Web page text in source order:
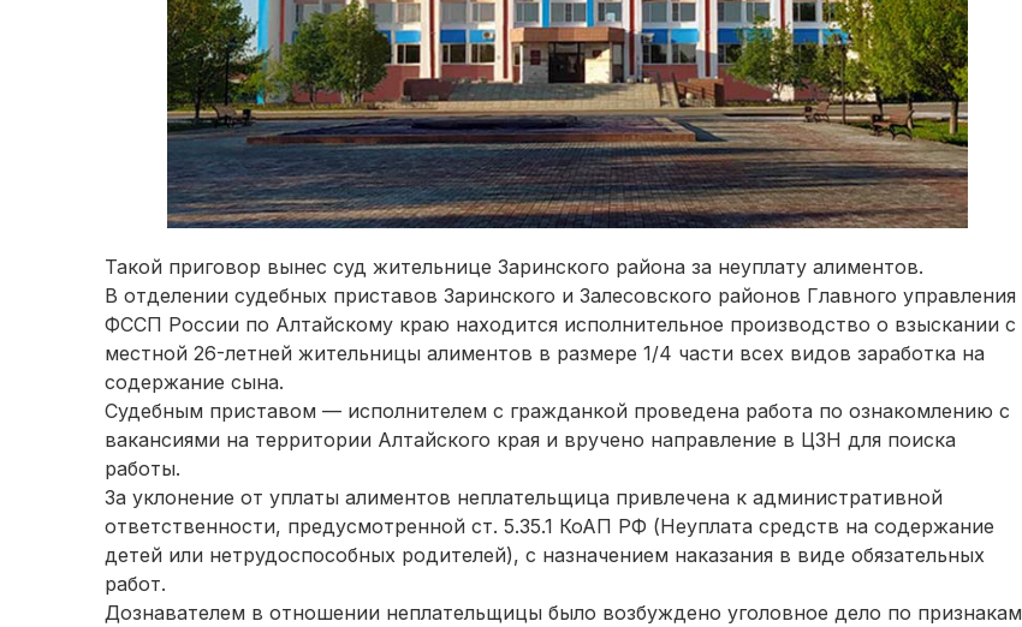
Такой приговор вынес суд жительнице Заринского района за неуплату алиментов.
В отделении судебных приставов Заринского и Залесовского районов Главного управления
ФССП России по Алтайскому краю находится исполнительное производство о взыскании с
местной 26-летней жительницы алиментов в размере 1/4 части всех видов заработка на
содержание сына.
Судебным приставом — исполнителем с гражданкой проведена работа по ознакомлению с
вакансиями на территории Алтайского края и вручено направление в ЦЗН для поиска
работы.
За уклонение от уплаты алиментов неплательщица привлечена к административной
ответственности, предусмотренной ст. 5.35.1 КоАП РФ (Неуплата средств на содержание
детей или нетрудоспособных родителей), с назначением наказания в виде обязательных
работ.
Дознавателем в отношении неплательщицы было возбуждено уголовное дело по признакам